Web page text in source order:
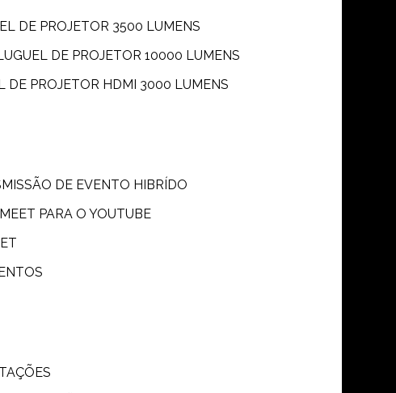
DE PROJETOR 3500 LUMENS
DE PROJETOR 10000 LUMENS
DE PROJETOR HDMI 3000 LUMENS
DE EVENTO HIBRÍDO
PARA O YOUTUBE